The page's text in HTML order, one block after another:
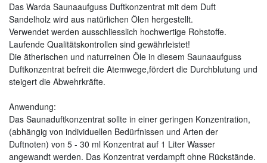
Das Warda Saunaaufguss Duftkonzentrat mit dem Duft
Sandelholz wird aus natürlichen Ölen hergestellt.
Verwendet werden ausschliesslich hochwertige Rohstoffe.
Laufende Qualitätskontrollen sind gewährleistet!
Die ätherischen und naturreinen Öle in diesem Saunaaufguss
Duftkonzentrat befreit die Atemwege,fördert die Durchblutung und
steigert die Abwehrkräfte.
Anwendung:
Das Saunaduftkonzentrat sollte in einer geringen Konzentration,
(abhängig von individuellen Bedürfnissen und Arten der
Duftnoten) von 5 - 30 ml Konzentrat auf 1 Liter Wasser
angewandt werden. Das Konzentrat verdampft ohne Rückstände.